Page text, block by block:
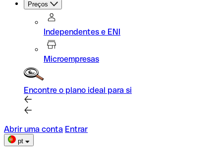
Preços
Independentes e ENI
Microempresas
Encontre o plano ideal para si
Abrir uma conta Entrar
pt